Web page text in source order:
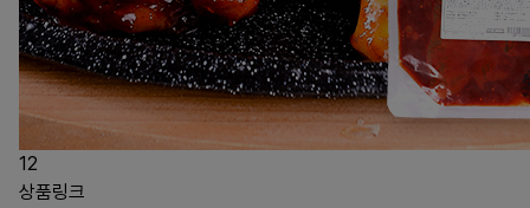
12
상품링크